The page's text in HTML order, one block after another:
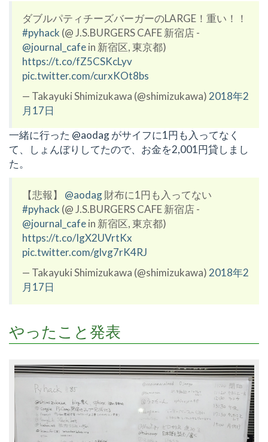
ダブルパティチーズバーガーのLARGE！重い！！
#pyhack (@ J.S.BURGERS CAFE 新宿店 -
@journal_cafein 新宿区, 東京都)
https://t.co/fZ5CSKcLyv
pic.twitter.com/curxKOt8bs
— Takayuki Shimizukawa (@shimizukawa) 2018年2
月17日
一緒に行った @aodag がサイフに1円も入ってなく
て、しょんぼりしてたので、お金を2,001円貸しまし
た。
【悲報】 @aodag財布に1円も入ってない
#pyhack (@ J.S.BURGERS CAFE 新宿店 -
@journal_cafein 新宿区, 東京都)
https://t.co/IgX2UVrtKx
pic.twitter.com/glvg7rK4RJ
— Takayuki Shimizukawa (@shimizukawa) 2018年2
月17日
やったこと発表